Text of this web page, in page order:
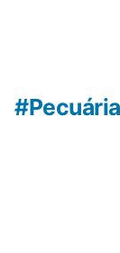
#Pecuária